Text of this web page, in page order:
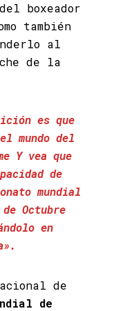
boxeador
también
al
de la
es que
mundo del
Y vea que
de
mundial
Octubre
en
de
de